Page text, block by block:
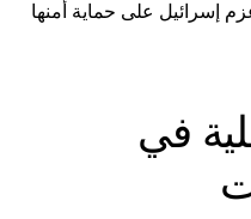
على حماية أمنها
في